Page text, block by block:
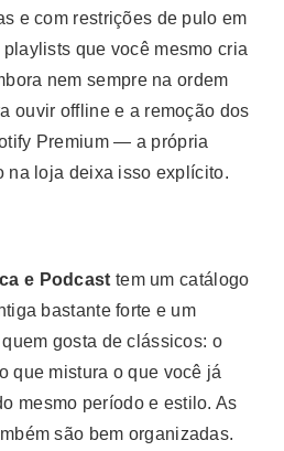
e com restrições de pulo em
que você mesmo cria
nem sempre na ordem
ouvir offline e a remoção dos
Premium — a própria
na loja deixa isso explícito.
e Podcast tem um catálogo
bastante forte e um
gosta de clássicos: o
que mistura o que você já
mesmo período e estilo. As
são bem organizadas.